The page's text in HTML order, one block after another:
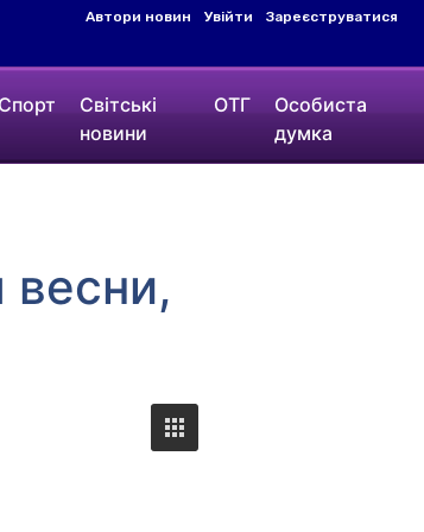
Автори новин Увійти Зареєструватися
Спорт
Світські
новини
ОТГ
Особиста
думка
весни,